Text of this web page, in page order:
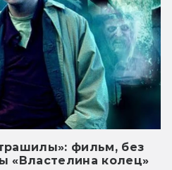
фильм, без
«Властелина колец»